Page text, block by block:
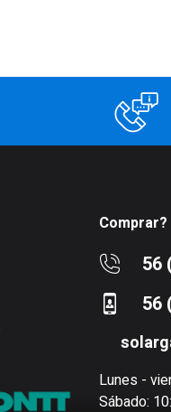
Comprar?
56
56
Lunes -
Sábado: